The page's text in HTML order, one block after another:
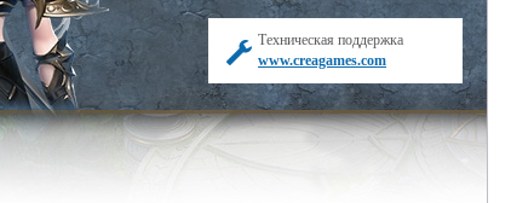
Техническая поддержка
www.creagames.com